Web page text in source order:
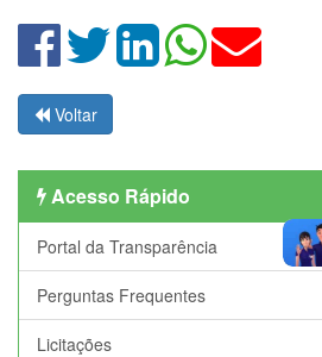
Voltar
Acesso Rápido
Portal da Transparência
Perguntas Frequentes
Licitações